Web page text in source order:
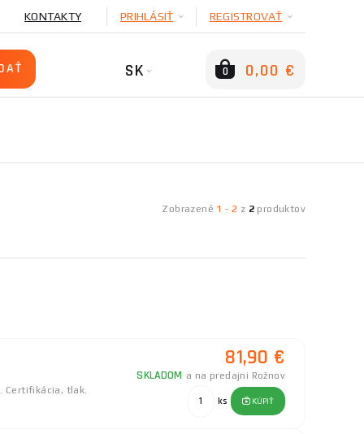
KONTAKTY PRIHLÁSIŤ REGISTROVAŤ
SK 0 0,00 €
Zobrazené 1 - 2 z 2 produktov
Certifikácia, tlak.
81,90 €
SKLADOM a na predajni Rožnov
ks KÚPIŤ